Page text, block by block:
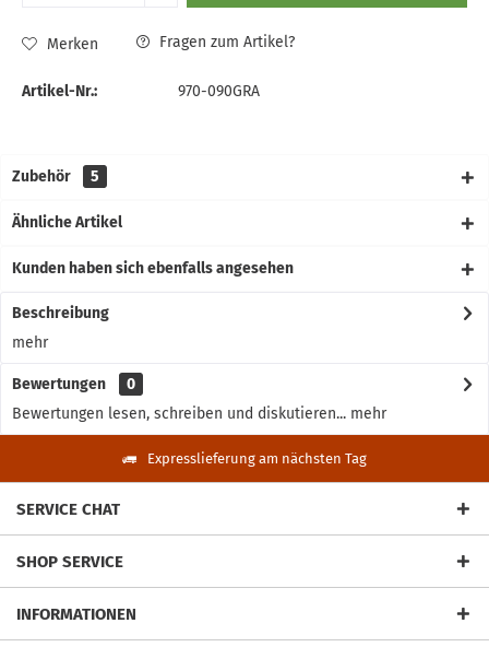
Merken Fragen zum Artikel?
Artikel-Nr.: 970-090GRA
Zubehör 5
Ähnliche Artikel
Kunden haben sich ebenfalls angesehen
Beschreibung
mehr
Bewertungen
0
Bewertungen lesen, schreiben und diskutieren... mehr
Expresslieferung am nächsten Tag
SERVICE CHAT
SHOP SERVICE
INFORMATIONEN